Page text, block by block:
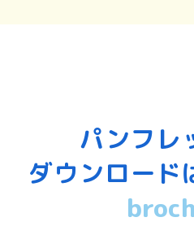
パンフレ
ダウンロード